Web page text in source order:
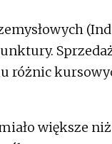
różnic
większe